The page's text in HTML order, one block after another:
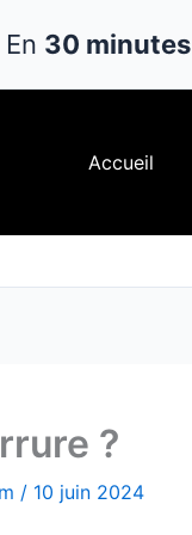
En 30 minutes
Accueil
?
/ 10 juin 2024